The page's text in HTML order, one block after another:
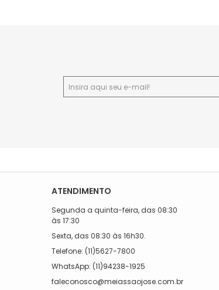
ATENDIMENTO
Segunda a quinta-feira, das 08:30
às 17:30
Sexta, das 08:30 às 16h30.
Telefone: (11)5627-7800
WhatsApp: (11)94238-1925
faleconosco@meiassaojose.com.br